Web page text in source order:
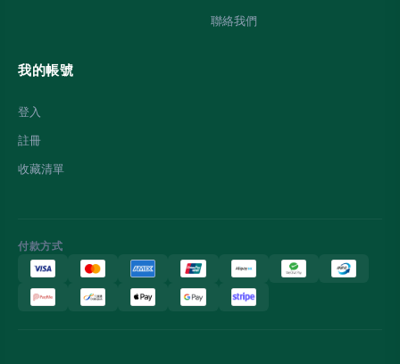
聯絡我們
我的帳號
登入
註冊
收藏清單
付款方式